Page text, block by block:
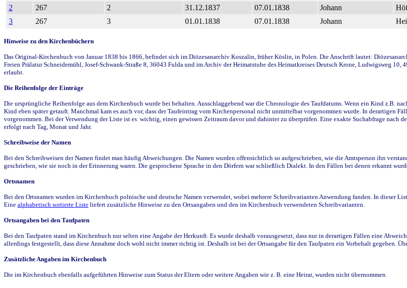
2
267 2 31.12.1837 07.01.1838 Johann
3
267 3 01.01.1838 07.01.1838 Johann
Hinweise zu den Kirchenbüchern
Das Original-Kirchenbuch von Januar 1838 bis 1866, befindet sich im Diözesanarchiv Koszalin, früher Köslin, in Polen. Die Anschrift lautet:
Freien Prälatur Schneidemühl, Josef-Schwank-Straße 8, 36043 Fulda und im Archiv der Heimatstube des Heimatkreises Deutsch Krone, Ludwigsweg
erlaubt.
Die Reihenfolge der Einträge
Die ursprüngliche Reihenfolge aus dem Kirchenbuch wurde bei behalten. Ausschlaggebend war die Chronologie des Taufdatums. Wenn ein Kind z.B.
Kind eben später getauft. Manchmal kam es auch vor, dass der Taufeintrag vom Kirchenpersonal nicht unmittelbar vorgenommen wurde. In derartigen
vorgenommen. Bei der Verwendung der Liste ist es wichtig, einen gewissen Zeitraum davor und dahinter zu überprüfen. Eine exakte Suchabfrage nach
erfolgt nach Tag, Monat und Jahr.
Schreibweise der Namen
Bei den Schreibweisen der Namen findet man häufig Abweichungen. Die Namen wurden offensichtlich so aufgeschrieben, wie die Amtsperson ihn
geschrieben, wie sie noch in der Erinnerung waren. Die gesprochene Sprache in den Dörfern war schließlich Dialekt. In den Fällen bei denen erkannt
Ortsnamen
Bei den Ortsnamen wurden im Kirchenbuch polnische und deutsche Namen verwendet, wobei mehrere Schreibvarianten Anwendung fanden. In dieser
Eine alphabetisch sortierte Liste liefert zusätzliche Hinweise zu den Ortsangaben und den im Kirchenbuch verwendeten Schreibvarianten.
Ortsangaben bei den Taufpaten
Bei den Taufpaten stand im Kirchenbuch nur selten eine Angabe der Herkunft. Es wurde deshalb vorausgesetzt, dass nur in derartigen Fällen eine
allerdings festgestellt, dass diese Annahme doch wohl nicht immer richtig ist. Deshalb ist bei der Ortsangabe für den Taufpaten ein Vorbehalt gegeben.
Zusätzliche Angaben im Kirchenbuch
Die im Kirchenbuch ebenfalls aufgeführten Hinweise zum Status der Eltern oder weitere Angaben wie z. B. eine Heirat, wurden nicht übernommen.